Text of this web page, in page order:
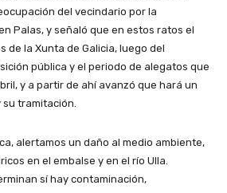
del vecindario por la
Palas, y señaló que en estos ratos el
de la Xunta de Galicia, luego del
pública y el periodo de alegatos que
y a partir de ahí avanzó que hará un
su tramitación.
alertamos un daño al medio ambiente,
en el embalse y en el río Ulla.
sí hay contaminación,